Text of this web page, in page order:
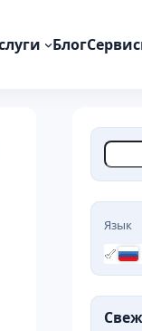
Блог
П
и
с
Язык